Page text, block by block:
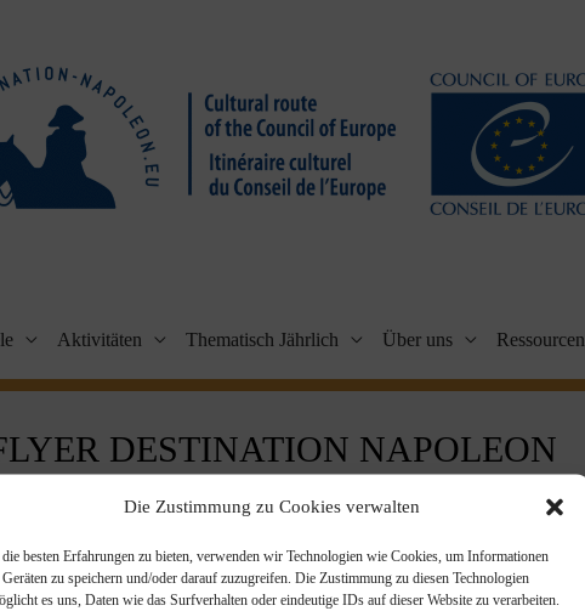
Die Zustimmung zu Cookies verwalten
besten Erfahrungen zu bieten, verwenden wir Technologien wie Cookies, um Informationen
zu speichern und/oder darauf zuzugreifen. Die Zustimmung zu diesen Technologien
es uns, Daten wie das Surfverhalten oder eindeutige IDs auf dieser Website zu verarbeiten.
Aktivitäten Thematisch Jährlich Über uns Ressourcen
DESTINATION NAPOLEON
Unter 23. Juni 2023